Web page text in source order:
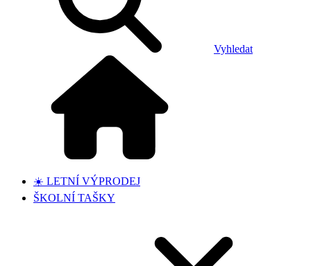
Vyhledat
☀️ LETNÍ VÝPRODEJ
ŠKOLNÍ TAŠKY